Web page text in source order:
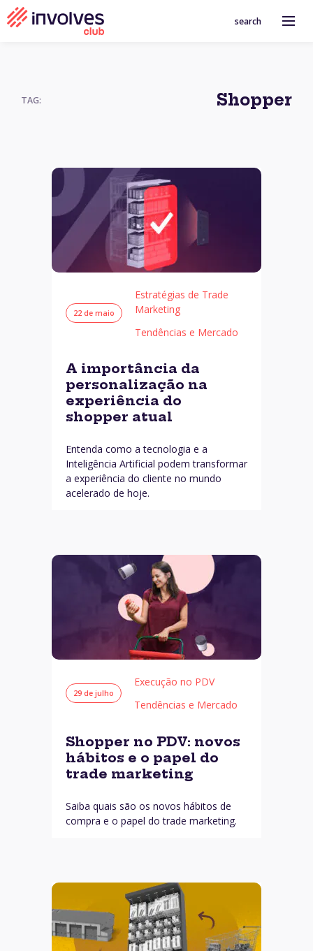
search
TAG: Shopper
22 de maio
Estratégias de Trade
Marketing
Tendências e Mercado
A importância da
personalização na
experiência do
shopper atual
Entenda como a tecnologia e a
Inteligência Artificial podem transformar
a experiência do cliente no mundo
acelerado de hoje.
29 de julho
Execução no PDV
Tendências e Mercado
Shopper no PDV: novos
hábitos e o papel do
trade marketing
Saiba quais são os novos hábitos de
compra e o papel do trade marketing.